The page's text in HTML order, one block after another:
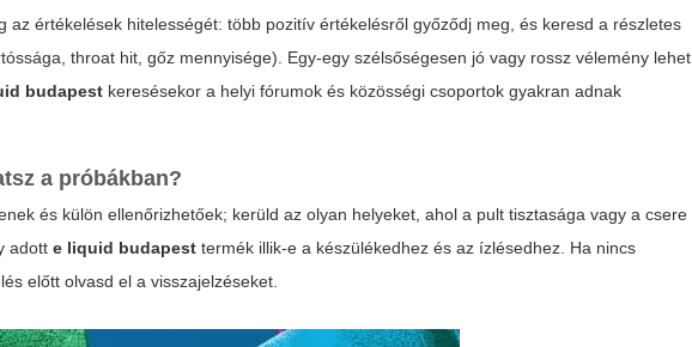
az értékelések hitelességét: több pozitív értékelésről győződj meg, és keresd a részletes
throat hit, gőz mennyisége). Egy-egy szélsőségesen jó vagy rossz vélemény lehet
budapest keresésekor a helyi fórumok és közösségi csoportok gyakran adnak
a próbákban?
és külön ellenőrizhetőek; kerüld az olyan helyeket, ahol a pult tisztasága vagy a csere
adotte liquid budapest termék illik-e a készülékedhez és az ízlésedhez. Ha nincs
előtt olvasd el a visszajelzéseket.